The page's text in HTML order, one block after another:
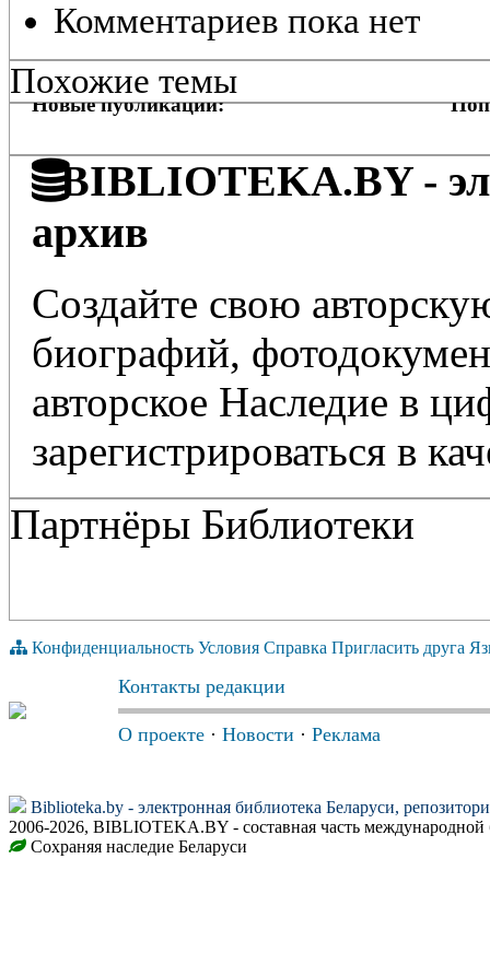
Комментариев пока нет
Похожие темы
Новые публикации:
BIBLIOTEKA.BY -
архив
Создайте свою
биографий,
авторское Наследие в
зарегистрироваться в
Партнёры Библиотеки
Конфиденциальность Условия Справка Пригласить друга
Контакты редакции
О проекте · Новости · Реклама
Biblioteka.by - электронная библиотека Беларуси,
2006-2026, BIBLIOTEKA.BY - составная часть
Сохраняя наследие Беларуси